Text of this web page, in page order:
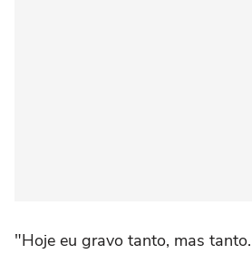
"Hoje eu gravo tanto, mas